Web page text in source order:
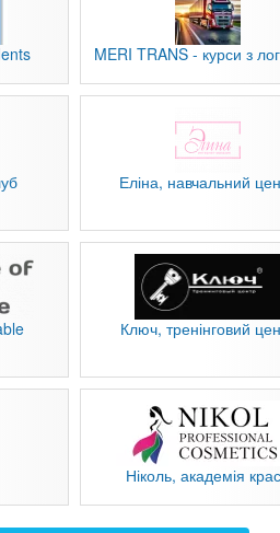
MERI TRANS - курси з
Еліна, навчальний
Ключ, тренінговий
Ніколь, академія